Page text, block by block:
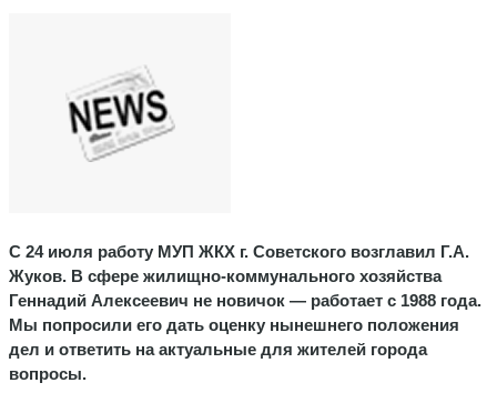
С 24 июля работу МУП ЖКХ г. Советского возглавил Г.А.
Жуков. В сфере жилищно-коммунального хозяйства
Геннадий Алексее­вич не новичок — работает с 1988 года.
Мы попросили его дать оценку нынешнего поло­жения
дел и ответить на актуальные для жите­лей города
вопросы.